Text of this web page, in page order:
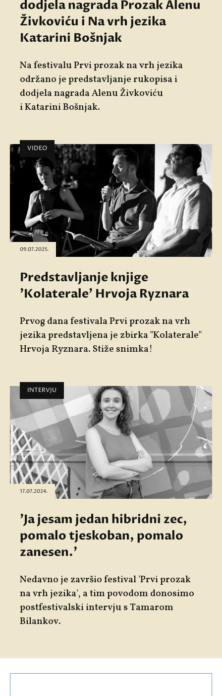
dodjela nagrada Prozak Alenu
Živkoviću i Na vrh jezika
Katarini Bošnjak
Na festivalu Prvi prozak na vrh jezika
održano je predstavljanje rukopisa i
dodjela nagradaAlenu Živkoviću
iKatarini Bošnjak.
VIDEO
09.07.2025.
Predstavljanje knjige
'Kolaterale' Hrvoja Ryznara
Prvog dana festivalaPrvi prozak na vrh
jezikapredstavljena je zbirka "Kolaterale"
Hrvoja Ryznara. Stiže snimka!
INTERVJU
17.07.2024.
'Ja jesam jedan hibridni zec,
pomalo tjeskoban, pomalo
zanesen.'
Nedavno je završio festival 'Prvi prozak
na vrh jezika', a tim povodom donosimo
postfestivalski intervju s Tamarom
Bilankov.